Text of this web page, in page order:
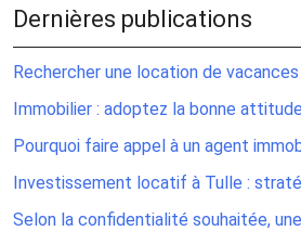
Dernières publications
Rechercher une location de
Immobilier : adoptez la bonne
Pourquoi faire appel à un agent
Investissement locatif à Tulle :
Selon la confidentialité souhaitée,